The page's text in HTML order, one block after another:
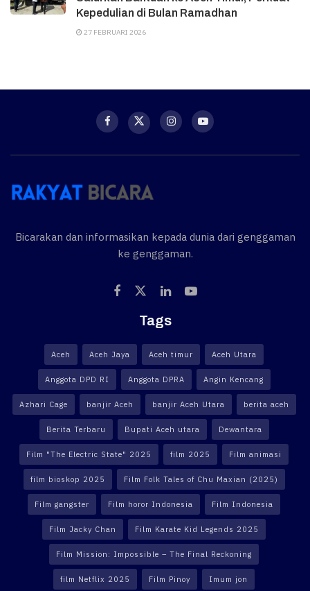
Kepedulian di Bulan Ramadhan
27 FEBRUARI 2026
Bicarakan dan informasikan kepada dunia dari genggaman
ke genggaman.
Tags
Aceh Aceh Jaya Aceh timur Aceh Utara
Anggota DPD RI Anggota DPRA Angin Kencang
Azhari Cage banjir Aceh banjir Aceh Utara berita aceh
Berita Terbaru Bupati Aceh utara Dewantara
Film "The Electric State" 2025 film 2025 Film animasi
film bioskop 2025 Film Folk Tales of Chu Maxian (2025)
Film gangster Film horor Indonesia Film Indonesia
Film Jacky Chan Film Karate Kid Legends 2025
Film Mission: Impossible – The Final Reckoning
film Netflix 2025 Film Pinoy Imum jon